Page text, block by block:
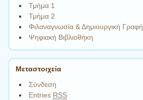
Τμήμα 1
Τμήμα 2
Φιλαναγνωσία & Δημιουργική Γραφή
Ψηφιακή Βιβλιοθήκη
Μεταστοιχεία
Σύνδεση
Entries RSS